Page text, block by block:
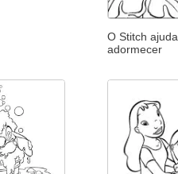
O Stitch
adormecer